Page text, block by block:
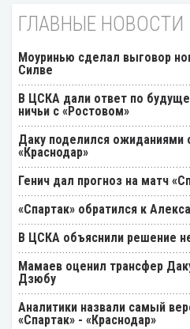
ГЛАВНЫЕ НОВОСТИ
Моуринью сделал выговор
Силве
В ЦСКА дали ответ по
ничьи с «Ростовом»
Даку поделился ожиданиями
«Краснодар»
Генич дал прогноз на матч
«Спартак» обратился к
В ЦСКА объяснили решение
Мамаев оценил трансфер
Дзюбу
Аналитики назвали самый
«Спартак» - «Краснодар»